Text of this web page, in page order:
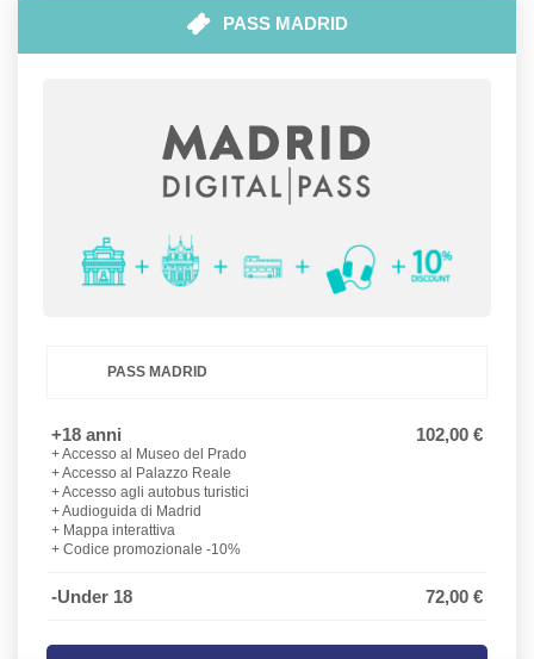
PASS MADRID
PASS MADRID
+18 anni 102,00 €
+ Accesso al Museo del Prado
+ Accesso al Palazzo Reale
+ Accesso agli autobus turistici
+ Audioguida di Madrid
+ Mappa interattiva
+ Codice promozionale -10%
-Under 18 72,00 €